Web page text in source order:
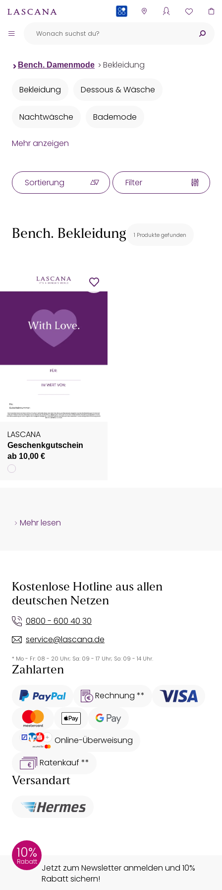
Bench. Damenmode Bekleidung
Bekleidung Dessous & Wäsche
Nachtwäsche Bademode
Strandmode
Mehr anzeigen
Sortierung Filter
Bench. Bekleidung 1 Produkte gefunden
LASCANA
Geschenkgutschein
ab 10,00 €
Mehr lesen
Kostenlose Hotline aus allen
deutschen Netzen
0800 - 600 40 30
service@lascana.de
* Mo - Fr: 08 - 20 Uhr; Sa: 09 - 17 Uhr; So: 09 - 14 Uhr.
Zahlarten
Rechnung **
Online-Überweisung
Ratenkauf **
Versandart
10%
Rabatt
Jetzt zum Newsletter anmelden und 10%
Rabatt sichern!